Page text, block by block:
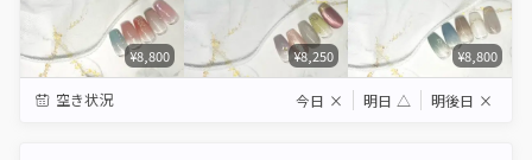
¥8,800 ¥8,250 ¥8,800
空き状況 今日 × 明日 △ 明後日 ×